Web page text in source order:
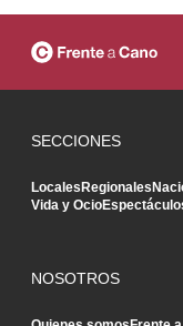
SECCIONES
LocalesRegionales
Vida y Ocio
NOSOTROS